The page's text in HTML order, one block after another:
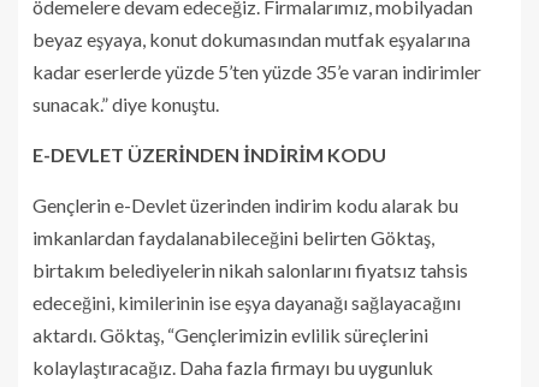
ödemelere devam edeceğiz. Firmalarımız, mobilyadan
beyaz eşyaya, konut dokumasından mutfak eşyalarına
kadar eserlerde yüzde 5’ten yüzde 35’e varan indirimler
sunacak.” diye konuştu.
E-DEVLET ÜZERİNDEN İNDİRİM KODU
Gençlerin e-Devlet üzerinden indirim kodu alarak bu
imkanlardan faydalanabileceğini belirten Göktaş,
birtakım belediyelerin nikah salonlarını fiyatsız tahsis
edeceğini, kimilerinin ise eşya dayanağı sağlayacağını
aktardı. Göktaş, “Gençlerimizin evlilik süreçlerini
kolaylaştıracağız. Daha fazla firmayı bu uygunluk